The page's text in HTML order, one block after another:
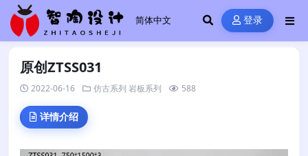
登录
原创ZTSS031
2022-06-16 仿古系列 岩板系列 588
详情介绍